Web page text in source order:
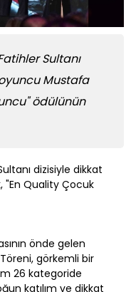
Sultanı
Mustafa
ödülünün
dizisiyle dikkat
Quality Çocuk
önde gelen
görkemli bir
26 kategoride
katılım ve dikkat